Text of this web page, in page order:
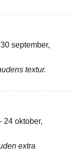
30 september,
textur.
24 oktober,
extra